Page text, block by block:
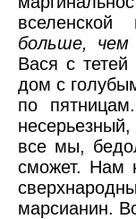
вселенской
больше, чем
Вася с тетей
дом с
по
все мы,
сможет. Нам
марсианин.